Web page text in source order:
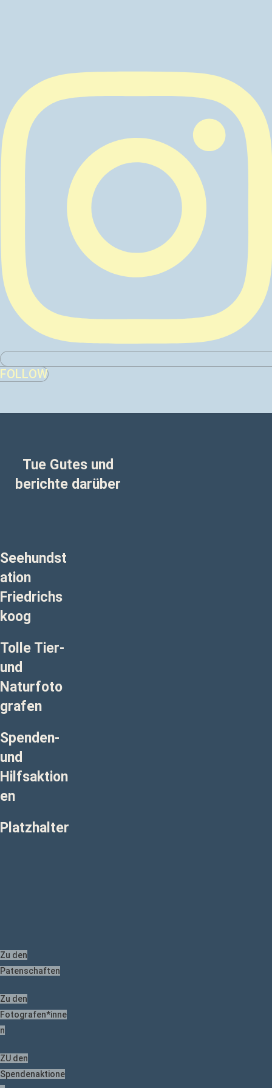
FOLLOW
Tue Gutes und
berichte darüber
Seehundst
ation
Friedrichs
koog
Tolle Tier-
und
Naturfoto
grafen
Spenden-
und
Hilfsaktion
en
Platzhalter
Zu den
Patenschaften
Zu den
Fotografen*inne
n
ZU den
Spendenaktione